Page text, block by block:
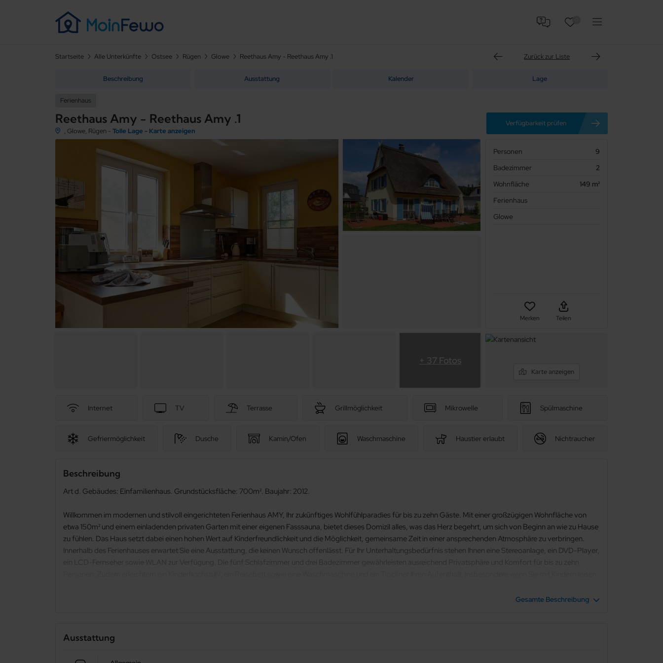
Startseite Alle Unterkünfte Ostsee Rügen Glowe Reethaus Amy - Reethaus Amy .1 Zurück zur Liste
Beschreibung Ausstattung Kalender Lage
Ferienhaus
Reethaus Amy - Reethaus Amy .1
, Glowe, Rügen - Tolle Lage - Karte anzeigen
Verfügbarkeit prüfen
+ 37 Fotos
Personen
9
Badezimmer
2
Wohnfläche
149 m²
Ferienhaus
Glowe
Merken Teilen
Karte anzeigen
Internet TV Terrasse Grillmöglichkeit Mikrowelle Spülmaschine
Gefriermöglichkeit Dusche Kamin/Ofen Waschmaschine Haustier erlaubt Nichtraucher
Beschreibung
Art d. Gebäudes: Einfamilienhaus. Grundstücksfläche: 700m². Baujahr: 2012.
Willkommen im modernen und stilvoll eingerichteten Ferienhaus AMY, Ihr zukünftiges Wohlfühlparadies für bis zu zehn Gäste. Mit einer großzügigen Wohnfläche von
etwa 150m² und einem einladenden privaten Garten mit einer eigenen Fasssauna, bietet dieses Domizil alles, was das Herz begehrt, um sich von Beginn an wie zu Hause
zu fühlen. Das Haus setzt dabei einen hohen Wert auf Kinderfreundlichkeit und die Möglichkeit, gemeinsame Zeit in einer ansprechenden Atmosphäre zu verbringen.
Innerhalb des Ferienhauses erwartet Sie eine Ausstattung, die keinen Wunsch offenlässt. Für Ihr Unterhaltungsbedürfnis stehen Ihnen eine Stereoanlage, ein DVD-Player,
ein LCD-Fernseher sowie WLAN zur Verfügung. Die fünf Schlafzimmer und drei Badezimmer gewährleisten ausreichend Privatsphäre und Komfort für bis zu zehn
Rückzugsmöglichkeit, um die Seele baumeln zu lassen. Bitte beachten Sie, dass die Nutzung der Sauna sowie der Waschmaschine und des Trockners über einen
ausgedehnten Spaziergängen einladen. Hunde sind in diesem malerischen Teil der Welt ebenfalls willkommen, sodass auch Ihre vierbeinigen Familienmitglieder die Natur
in vollen Zügen genießen können. Ob Sie die Ruhe suchen, aktiv die Natur erkunden oder einfach nur Zeit mit Ihren Liebsten verbringen möchten, das Ferienhaus AMY ist
der perfekte Ort dafür. Hier finden Sie alles, was Sie für einen unvergesslichen Urlaub benötigen – eine hochwertige Innenausstattung, einen einladenden Außenbereich
Gesamte Beschreibung
Ausstattung